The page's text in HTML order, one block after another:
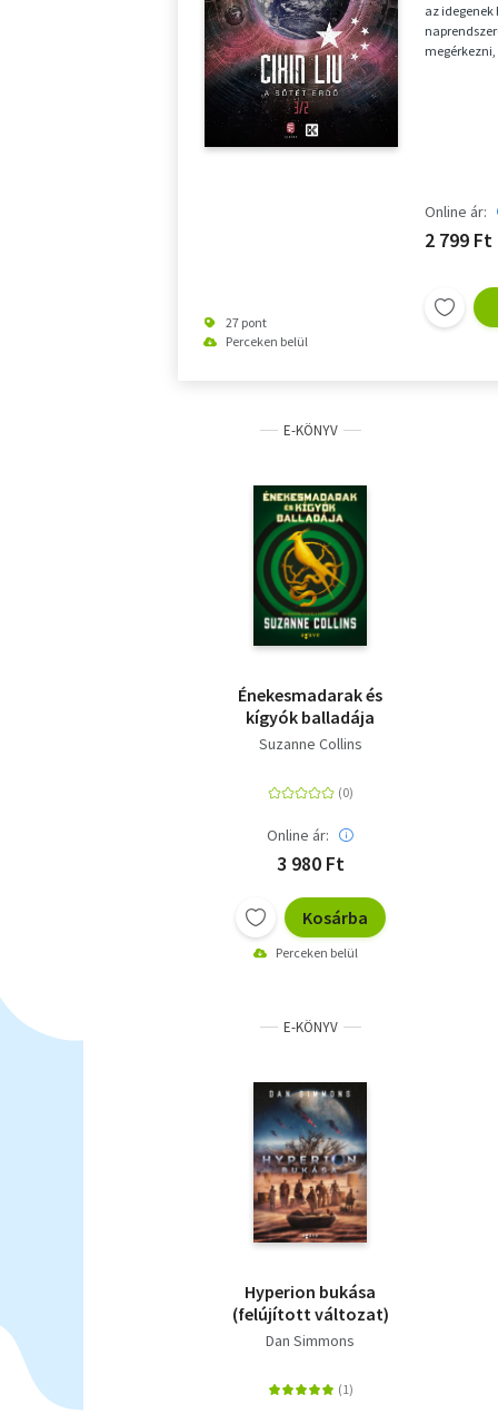
27 pont
Perceken belül
az
Online ár:
2 799 Ft
E-KÖNYV
Énekesmadarak és
kígyók balladája
Suzanne Collins
Online ár:
3 980 Ft
Kosárba
Perceken belül
E-KÖNYV
Hyperion bukása
(felújított változat)
Dan Simmons